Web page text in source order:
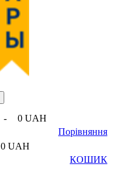
-
0 UAH
Порівняння
0 UAH
КОШИК